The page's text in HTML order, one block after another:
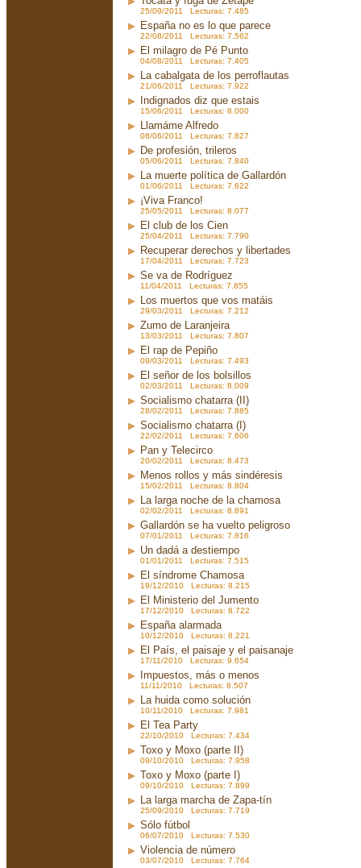
25/09/2011 Lecturas: 7.485
España no es lo que parece
22/08/2011 Lecturas: 7.562
El milagro de Pé Punto
04/08/2011 Lecturas: 7.405
La cabalgata de los perroflautas
21/06/2011 Lecturas: 7.922
Indignados diz que estais
15/06/2011 Lecturas: 8.000
Llamáme Alfredo
08/06/2011 Lecturas: 7.827
De profesión, trileros
05/06/2011 Lecturas: 7.840
La muerte política de Gallardón
01/06/2011 Lecturas: 7.622
¡Viva Franco!
25/05/2011 Lecturas: 8.077
El club de los Cien
25/04/2011 Lecturas: 7.790
Recuperar derechos y libertades
17/04/2011 Lecturas: 7.723
Se va de Rodríguez
11/04/2011 Lecturas: 7.855
Los muertos que vos matáis
29/03/2011 Lecturas: 7.212
Zumo de Laranjeira
13/03/2011 Lecturas: 7.807
El rap de Pepiño
09/03/2011 Lecturas: 7.493
El señor de los bolsillos
02/03/2011 Lecturas: 8.009
Socialismo chatarra (II)
28/02/2011 Lecturas: 7.885
Socialismo chatarra (I)
22/02/2011 Lecturas: 7.606
Pan y Telecirco
20/02/2011 Lecturas: 8.473
Menos rollos y más sindéresis
15/02/2011 Lecturas: 8.804
La larga noche de la chamosa
02/02/2011 Lecturas: 8.891
Gallardón se ha vuelto peligroso
07/01/2011 Lecturas: 7.816
Un dadá a destiempo
01/01/2011 Lecturas: 7.515
El síndrome Chamosa
19/12/2010 Lecturas: 8.215
El Ministerio del Jumento
17/12/2010 Lecturas: 8.722
España alarmada
10/12/2010 Lecturas: 8.221
El País, el paisaje y el paisanaje
17/11/2010 Lecturas: 9.654
Impuestos, más o menos
11/11/2010 Lecturas: 8.507
La huida como solución
10/11/2010 Lecturas: 7.981
El Tea Party
22/10/2010 Lecturas: 7.434
Toxo y Moxo (parte II)
09/10/2010 Lecturas: 7.958
Toxo y Moxo (parte I)
09/10/2010 Lecturas: 7.899
La larga marcha de Zapa-tín
25/09/2010 Lecturas: 7.719
Sólo fútbol
06/07/2010 Lecturas: 7.530
Violencia de número
03/07/2010 Lecturas: 7.764